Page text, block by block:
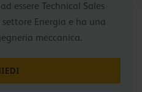
essere Technical Sales
Energia e ha una
meccanica.